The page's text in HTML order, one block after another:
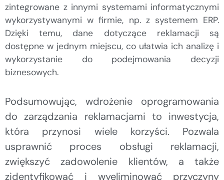
zintegrowane z innymi systemami informatycznymi
wykorzystywanymi w firmie, np. z systemem ERP.
Dzięki temu, dane dotyczące reklamacji są
dostępne w jednym miejscu, co ułatwia ich analizę i
wykorzystanie do podejmowania decyzji
biznesowych.
Podsumowując, wdrożenie oprogramowania
do zarządzania reklamacjami to inwestycja,
która przynosi wiele korzyści. Pozwala
usprawnić proces obsługi reklamacji,
zwiększyć zadowolenie klientów, a także
zidentyfikować i wyeliminować przyczyny